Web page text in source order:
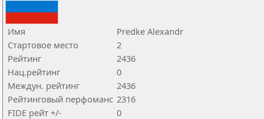
Имя
Predke Alexandr
Стартовое место
2
Рейтинг
2436
Нац.рейтинг
0
Междун. рейтинг
2436
Рейтинговый перфоманс 2316
FIDE рейт +/-
0